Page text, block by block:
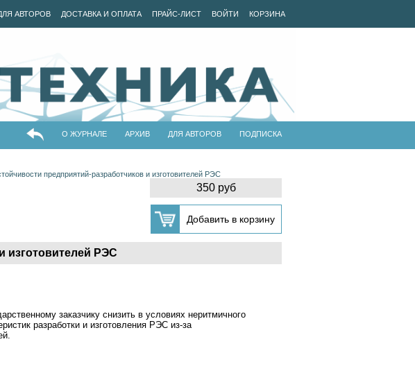
АВТОРОВ ДОСТАВКА И ОПЛАТА ПРАЙС-ЛИСТ ВОЙТИ КОРЗИНА
О ЖУРНАЛЕ АРХИВ ДЛЯ АВТОРОВ ПОДПИСКА
предприятий-разработчиков и изготовителей РЭС
350 руб
изготовителей РЭС
заказчику снизить в условиях неритмичного
разработки и изготовления РЭС из-за